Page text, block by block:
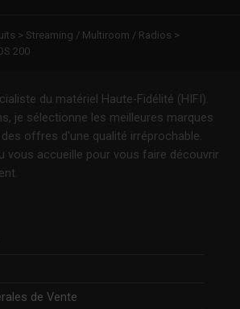
> Streaming / Multiroom / Radios >
200
du matériel Haute-Fidélité (HIFI).
je sélectionne les meilleures marques
offres d'une qualité irréprochable.
vous accueille pour vous faire découvrir
de Vente